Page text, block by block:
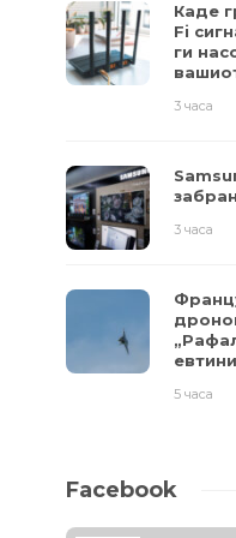
Каде
Fi
ги
3 часа
3 часа
5 часа
Facebook